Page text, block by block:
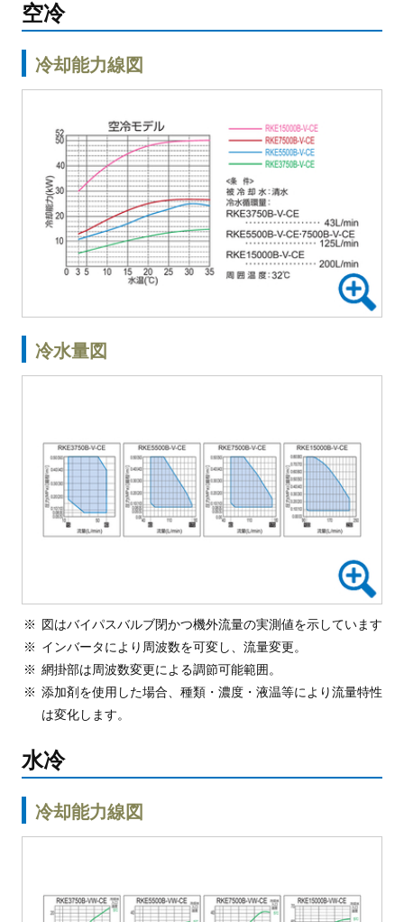
空冷
冷却能力線図
冷水量図
図はバイパスバルブ閉かつ機外流量の実測値を示しています
インバータにより周波数を可変し、流量変更。
網掛部は周波数変更による調節可能範囲。
添加剤を使用した場合、種類・濃度・液温等により流量特性
は変化します。
水冷
冷却能力線図